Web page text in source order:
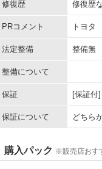
修復歴 修復歴
PRコメント トヨタ
法定整備 整備無
整備について
保証 [保証付
保証について どちら
購入パック ※販売店おす